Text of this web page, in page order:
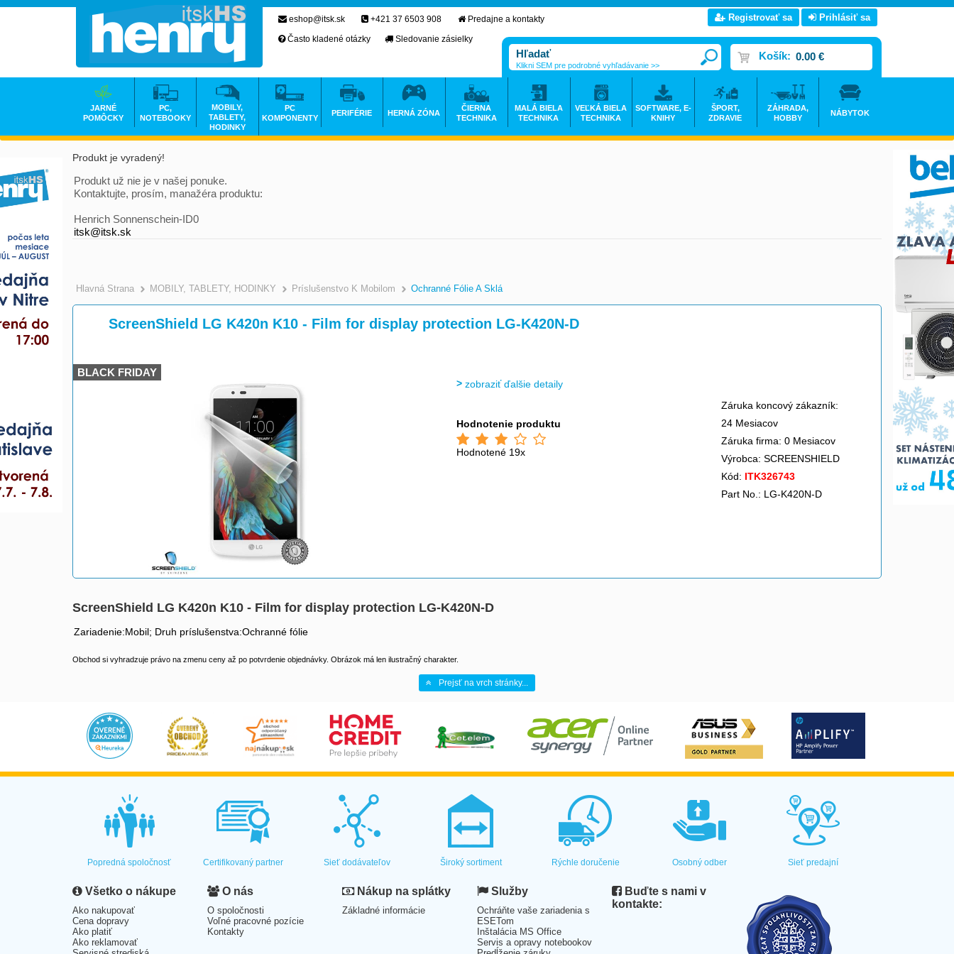
Produkt je vyradený!
Produkt už nie je v našej ponuke.
Kontaktujte, prosím, manažéra produktu:
Henrich Sonnenschein-ID0
itsk@itsk.sk
Hlavná Strana >
MOBILY, TABLETY, HODINKY >
Príslušenstvo K Mobilom >
Ochranné Fólie A Sklá
ScreenShield LG K420n K10 - Film for display protection LG-K420N-D
BLACK FRIDAY
zobraziť ďalšie detaily
Hodnotenie produktu
Hodnotené 19x
Záruka koncový zákazník:
24 Mesiacov
Záruka firma: 0 Mesiacov
Výrobca: SCREENSHIELD
Kód: ITK326743
Part No.: LG-K420N-D
ScreenShield LG K420n K10 - Film for display protection LG-K420N-D
Zariadenie:Mobil; Druh príslušenstva:Ochranné fólie
Obchod si vyhradzuje právo na zmenu ceny až po potvrdenie objednávky. Obrázok má len ilustračný charakter.
Prejsť na vrch stránky...
eshop@itsk.sk +421 37 6503 908
Predajne a kontakty
Často kladené otázky
Sledovanie zásielky
Registrovať sa Prihlásiť sa
Košík: 0.00 €
Klikni SEM pre podrobné vyhľadávanie >>
JARNÉ
POMÔCKY
PC,
NOTEBOOKY
MOBILY,
TABLETY,
HODINKY
PC
KOMPONENTY
PERIFÉRIE HERNÁ ZÓNA
ČIERNA
TECHNIKA
MALÁ BIELA
TECHNIKA
VEĽKÁ BIELA
TECHNIKA
SOFTWARE, E-
KNIHY
ŠPORT,
ZDRAVIE
ZÁHRADA,
HOBBY
NÁBYTOK
Popredná spoločnosť Certifikovaný partner Sieť dodávateľov Široký sortiment Rýchle doručenie Osobný odber Sieť predajní
Všetko o nákupe
Ako nakupovať
Cena dopravy
Ako platiť
Ako reklamovať
O nás
O spoločnosti
Voľné pracovné pozície
Kontakty
Nákup na splátky
Základné informácie
Služby
Ochráňte vaše zariadenia s
ESETom
Inštalácia MS Office
Servis a opravy notebookov
Buďte s nami v
kontakte: